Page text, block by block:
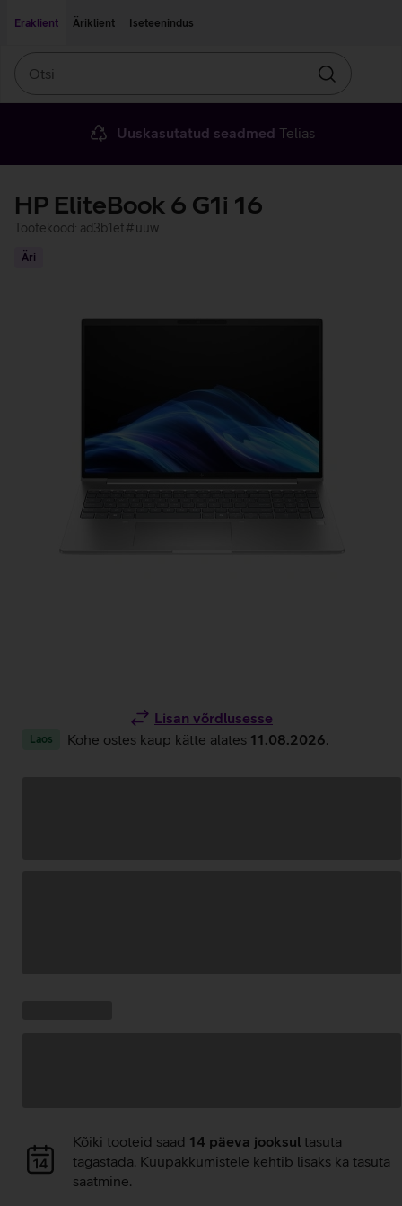
Eraklient
Äriklient Iseteenindus
Otsin
Uuskasutatud seadmed Telias
HP EliteBook 6 G1i 16
Tootekood: ad3b1et#uuw
Äri
Lisan võrdlusesse
Laos Kohe ostes kaup kätte alates 11.08.2026
Andmete
laadimine
Kõiki tooteid saad 14 päeva jooksul tasuta
tagastada. Kuupakkumistele kehtib lisaks ka tasuta
saatmine.